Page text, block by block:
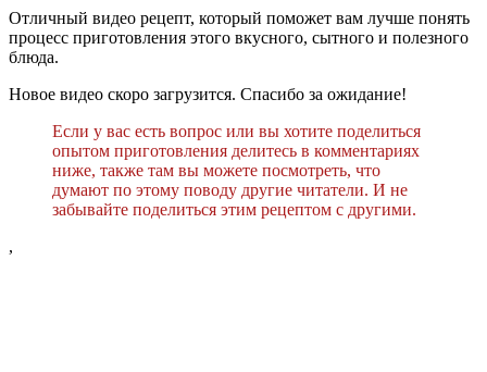
Отличный видео рецепт, который поможет вам лучше понять
процесс приготовления этого вкусного, сытного и полезного
блюда.
Новое видео скоро загрузится. Спасибо за ожидание!
Если у вас есть вопрос или вы хотите поделиться
опытом приготовления делитесь в комментариях
ниже, также там вы можете посмотреть, что
думают по этому поводу другие читатели. И не
забывайте поделиться этим рецептом с другими.
,